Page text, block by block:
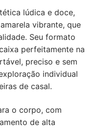
lúdica e doce,
vibrante, que
Seu formato
perfeitamente na
preciso e sem
individual
de casal.
o corpo, com
de alta